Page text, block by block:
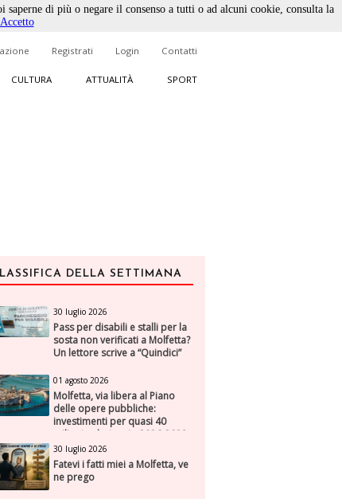
Registrati Login Contatti
CULTURA ATTUALITÀ SPORT
DELLA SETTIMANA
30 luglio 2026
Pass per disabili e stalli per la
sosta non verificati a Molfetta?
Un lettore scrive a “Quindici”
01 agosto 2026
Molfetta, via libera al Piano
delle opere pubbliche:
investimenti per quasi 40
milioni nel triennio 2026-2028
30 luglio 2026
Fatevi i fatti miei a Molfetta, ve
ne prego
di più o negare il consenso a tutti o ad alcuni cookie, consulta la
Accetto